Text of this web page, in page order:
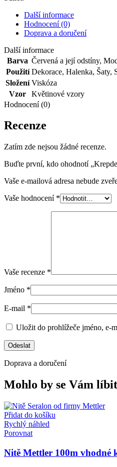
vzorem
množství
Další informace
Hodnocení (0)
Doprava a doručení
Další informace
Barva Červená a její odstíny,
Použití Dekorace, Halenka, Šaty,
Složení Viskóza
Vzor
Květinové vzory
Hodnocení (0)
Recenze
Zatím zde nejsou žádné recenze.
Buďte první, kdo ohodnotí
Vaše e-mailová adresa nebude
Vaše hodnocení *
Vaše recenze *
Jméno *
E-mail *
Uložit do prohlížeče jméno, e-
Doprava a doručení
Mohlo by se Vám
Přidat do košíku
Rychlý náhled
Porovnat
Nitě Mettler 100m vhodné